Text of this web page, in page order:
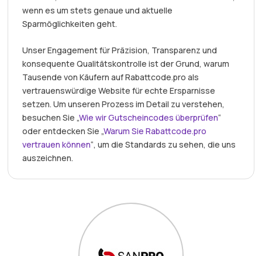
wenn es um stets genaue und aktuelle
Sparmöglichkeiten geht.
Unser Engagement für Präzision, Transparenz und
konsequente Qualitätskontrolle ist der Grund, warum
Tausende von Käufern auf Rabattcode.pro als
vertrauenswürdige Website für echte Ersparnisse
setzen. Um unseren Prozess im Detail zu verstehen,
besuchen Sie „Wie wir Gutscheincodes überprüfen“
oder entdecken Sie „Warum Sie Rabattcode.pro
vertrauen können“, um die Standards zu sehen, die uns
auszeichnen.